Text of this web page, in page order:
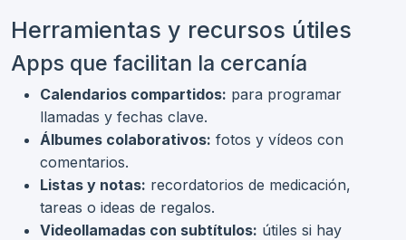
Herramientas y recursos útiles
Apps que facilitan la cercanía
Calendarios compartidos: para programar
llamadas y fechas clave.
Álbumes colaborativos: fotos y vídeos con
comentarios.
Listas y notas: recordatorios de medicación,
tareas o ideas de regalos.
Videollamadas con subtítulos: útiles si hay